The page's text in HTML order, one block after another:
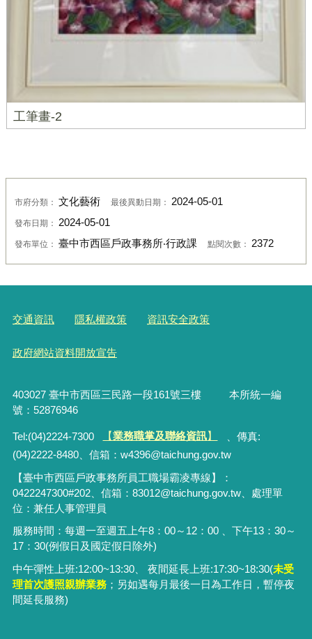
工筆畫-2
市府分類： 文化藝術 最後異動日期： 2024-05-01
發布日期： 2024-05-01
發布單位： 臺中市西區戶政事務所‧行政課 點閱次數： 2372
交通資訊 隱私權政策 資訊安全政策
政府網站資料開放宣告
403027 臺中市西區三民路一段161號三樓 本所統一編
號：52876946
Tel:(04)2224-7300 【業務職掌及聯絡資訊】
、傳真:
(04)2222-8480、 信箱： w4396@taichung.gov.tw
【臺中市西區戶政事務所員工職場霸凌專線】：
0422247300#202、信箱：83012@taichung.gov.tw、處理單
位：兼任人事管理員
服務時間：每週一至週五上午8：00～12：00 、下午13：30～
17：30(例假日及國定假日除外)
中午彈性上班:12:00~13:30、 夜間延長上班:17:30~18:30(未受
理首次護照親辦業務； 另如遇每月最後一日為工作日，暫停夜
間延長服務)